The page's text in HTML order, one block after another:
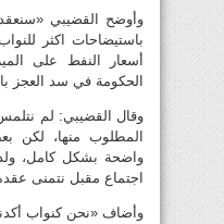
وأوضح القضيبي
باستيضاحات اكثر
أسعار النفط على
الحكومة في سد العجز
وقال القضيبي: لم
المطلوب منها، لكن
واضحة بشكل كامل،
اجتماع مقبل نتمنى
وأضاف «نحن كنواب